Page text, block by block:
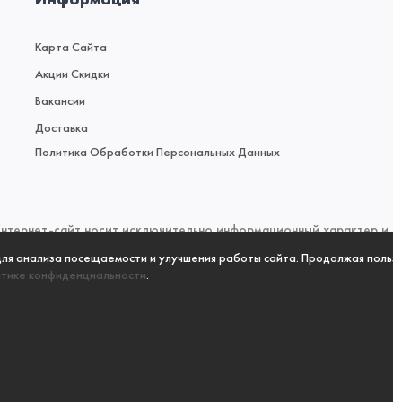
анализа посещаемости и улучшения работы сайта. Продолжая
конфиденциальности.
Карта Сайта
Акции Скидки
Вакансии
Доставка
Политика Обработки Персональных Данных
сайт носит исключительно информационный характер и
Гражданского кодекса Российской Федерации. Для
обращайтесь к менеджерам отдела продаж по